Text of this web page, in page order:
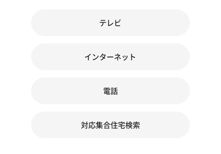
テレビ
インターネット
電話
対応集合住宅検索